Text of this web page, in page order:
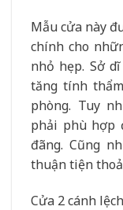
Mẫu cửa này
chính cho
nhỏ hẹp. Sở
tăng tính
phòng. Tuy
phải phù hợp
đãng. Cũng
thuận tiện
Cửa 2 cánh